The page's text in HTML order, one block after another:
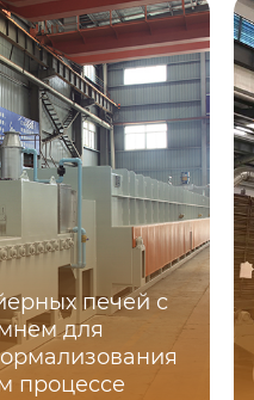
печей с
для
процессе